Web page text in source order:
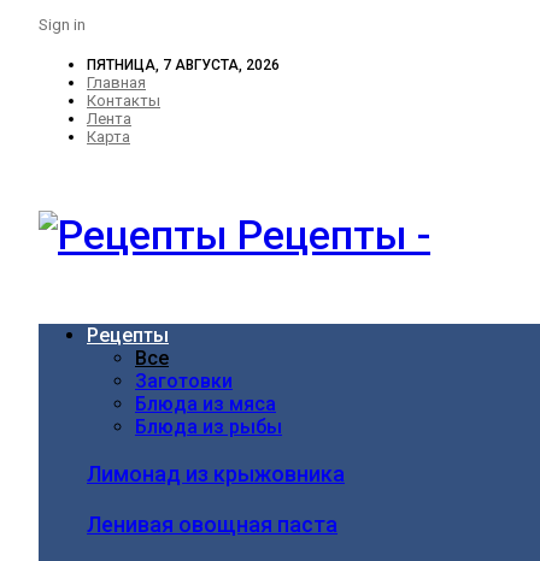
Sign in
ПЯТНИЦА, 7 АВГУСТА, 2026
Главная
Контакты
Лента
Карта
Рецепты -
Рецепты
Все
Заготовки
Блюда из мяса
Блюда из рыбы
Лимонад из крыжовника
Ленивая овощная паста